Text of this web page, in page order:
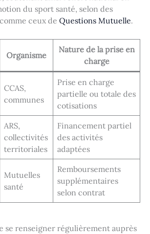
du sport santé, selon des
ceux de Questions Mutuelle.
Organisme
Nature de la prise en
charge
CCAS,
communes
Prise en charge
partielle ou totale des
cotisations
ARS,
collectivités
territoriales
Financement partiel
des activités
adaptées
Mutuelles
santé
Remboursements
supplémentaires
selon contrat
se renseigner régulièrement auprès